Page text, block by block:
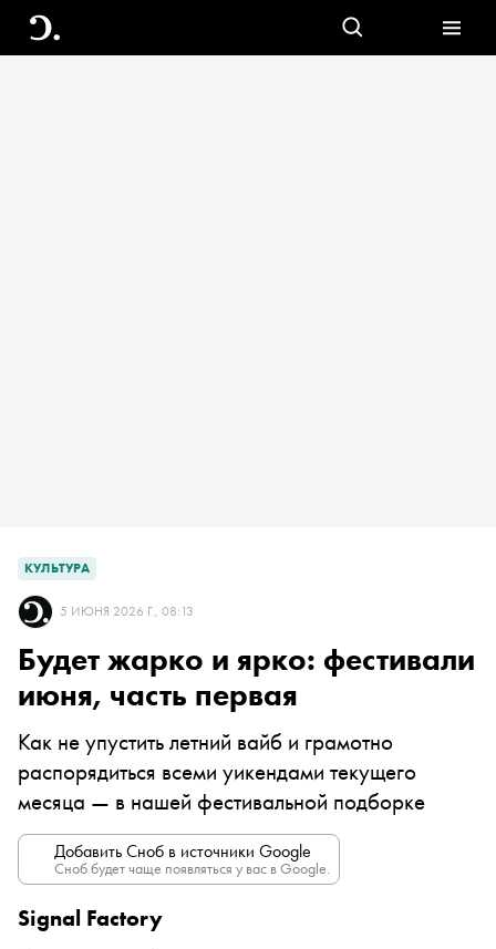
КУЛЬТУРА
5 ИЮНЯ 2026 Г., 08:13
Будет жарко и ярко: фестивали
июня, часть первая
Как не упустить летний вайб и грамотно
распорядиться всеми уикендами текущего
месяца — в нашей фестивальной подборке
Добавить Сноб в источники Google
Сноб будет чаще появляться у вас в Google.
Signal Factory